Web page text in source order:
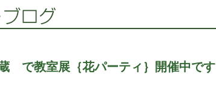
で教室展｛花パーティ｝開催中です